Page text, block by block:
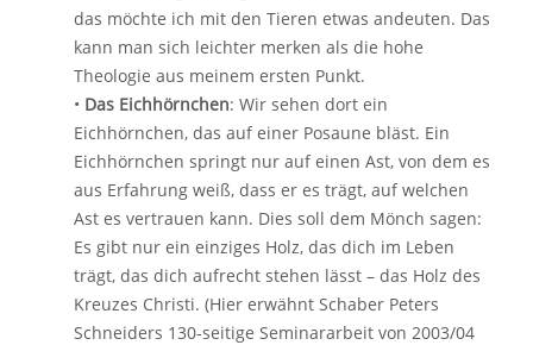
das möchte ich mit den Tieren etwas andeuten. Das
kann man sich leichter merken als die hohe
Theologie aus meinem ersten Punkt.
• Das Eichhörnchen: Wir sehen dort ein
Eichhörnchen, das auf einer Posaune bläst. Ein
Eichhörnchen springt nur auf einen Ast, von dem es
aus Erfahrung weiß, dass er es trägt, auf welchen
Ast es vertrauen kann. Dies soll dem Mönch sagen:
Es gibt nur ein einziges Holz, das dich im Leben
trägt, das dich aufrecht stehen lässt – das Holz des
Kreuzes Christi. (Hier erwähnt Schaber Peters
Schneiders 130-seitige Seminararbeit von 2003/04